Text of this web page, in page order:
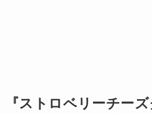
『ストロベリーチー